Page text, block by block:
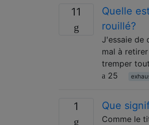
11
Quelle
rouillé?
J'essaie de
mal à
tremper
25
1 Que
Comme le